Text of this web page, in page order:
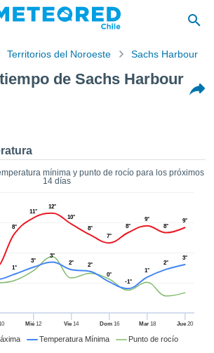
Territorios del Noroeste Sachs Harbour
de Sachs Harbour
mínima y punto de rocío para los próximos
14 días
Temperatura Mínima Punto de rocío
Mié 12 Vie 14 Dom16 Mar18 Jue 20
8°
11°
12°
10°
8°
7°
8°
9°
8°
9°
1°
3°
3°
2°
2°
0°
-1°
1°
2°
3°